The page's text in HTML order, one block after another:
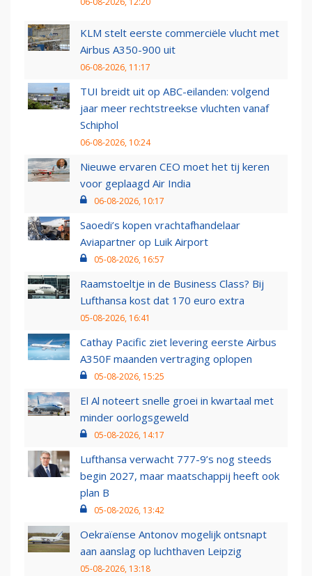
KLM stelt eerste commerciële vlucht met
Airbus A350-900 uit
06-08-2026, 11:17
TUI breidt uit op ABC-eilanden: volgend
jaar meer rechtstreekse vluchten vanaf
Schiphol
06-08-2026, 10:24
Nieuwe ervaren CEO moet het tij keren
voor geplaagd Air India
06-08-2026, 10:17
Saoedi’s kopen vrachtafhandelaar
Aviapartner op Luik Airport
05-08-2026, 16:57
Raamstoeltje in de Business Class? Bij
Lufthansa kost dat 170 euro extra
05-08-2026, 16:41
Cathay Pacific ziet levering eerste Airbus
A350F maanden vertraging oplopen
05-08-2026, 15:25
El Al noteert snelle groei in kwartaal met
minder oorlogsgeweld
05-08-2026, 14:17
Lufthansa verwacht 777-9’s nog steeds
begin 2027, maar maatschappij heeft ook
plan B
05-08-2026, 13:42
Oekraïense Antonov mogelijk ontsnapt
aan aanslag op luchthaven Leipzig
05-08-2026, 13:18